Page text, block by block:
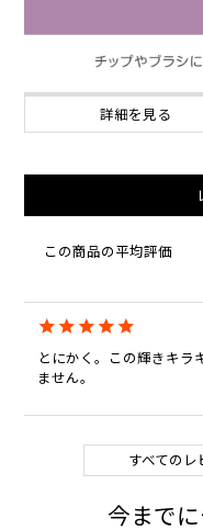
詳細を見る
とにかく。この輝きキラ
ません。
すべての
今まで